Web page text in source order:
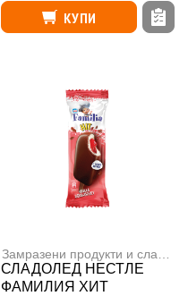
КУПИ
Сладоледи
СЛАДОЛЕД НЕСТЛЕ
ФАМИЛИЯ ХИТ